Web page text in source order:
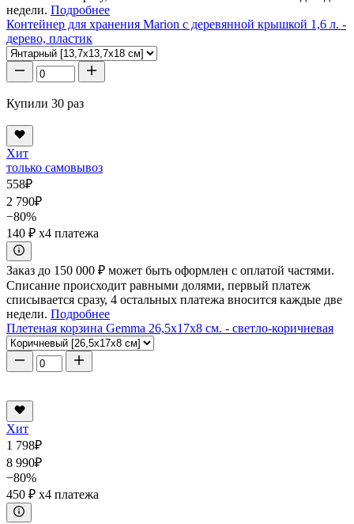
недели. Подробнее
Контейнер для хранения Marion с деревянной крышкой 1,6 л. -
дерево, пластик
Купили 30 раз
Хит
только самовывоз
558₽
2 790₽
−80%
140 ₽ x4 платежа
Заказ до 150 000 ₽ может быть оформлен с оплатой частями.
Списание происходит равными долями, первый платеж
списывается сразу, 4 остальных платежа вносится каждые две
недели. Подробнее
Плетеная корзина Gemma 26,5x17x8 см. - светло-коричневая
Хит
1 798₽
8 990₽
−80%
450 ₽ x4 платежа